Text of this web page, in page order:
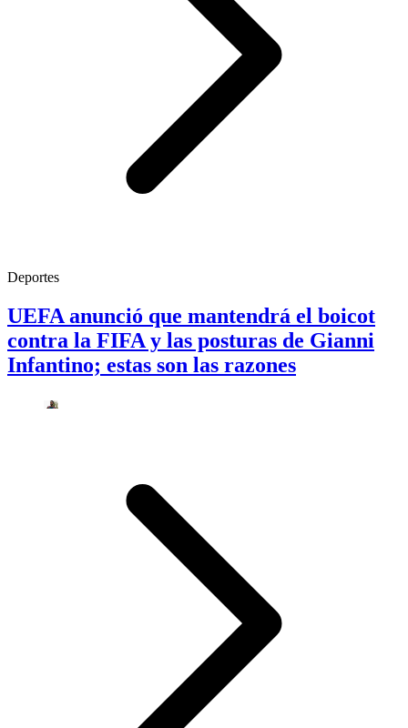
Deportes
UEFA anunció que mantendrá el boicot
contra la FIFA y las posturas de Gianni
Infantino; estas son las razones